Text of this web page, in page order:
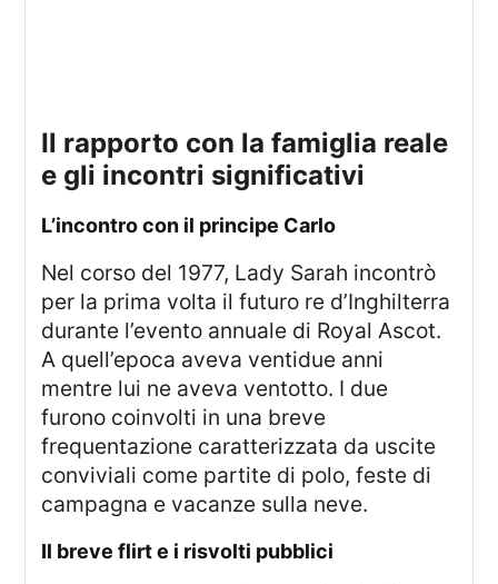
il rapporto con la famiglia reale
e gli incontri significativi
l’incontro con il principe Carlo
Nel corso del 1977, Lady Sarah incontrò
per la prima volta il futuro re d’Inghilterra
durante l’evento annuale di Royal Ascot.
A quell’epoca aveva ventidue anni
mentre lui ne aveva ventotto. I due
furono coinvolti in una breve
frequentazione caratterizzata da uscite
conviviali come partite di polo, feste di
campagna e vacanze sulla neve.
il breve flirt e i risvolti pubblici